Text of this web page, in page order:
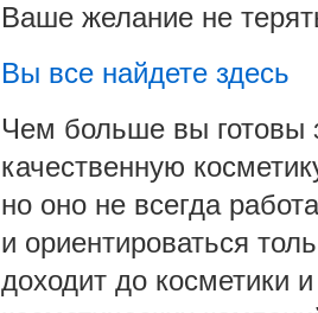
Ваше желание не
Вы все найдете здесь
Чем больше вы готовы
качественную
но оно не всегда
и ориентироваться
доходит до косметики